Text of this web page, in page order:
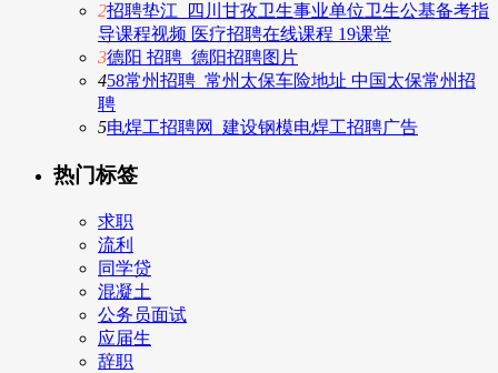
2招聘垫江_四川甘孜卫生事业单位卫生公基备考指
导课程视频 医疗招聘在线课程 19课堂
3德阳 招聘_德阳招聘图片
458常州招聘_常州太保车险地址 中国太保常州招
聘
5电焊工招聘网_建设钢模电焊工招聘广告
热门标签
求职
流利
同学贷
混凝土
公务员面试
应届生
辞职